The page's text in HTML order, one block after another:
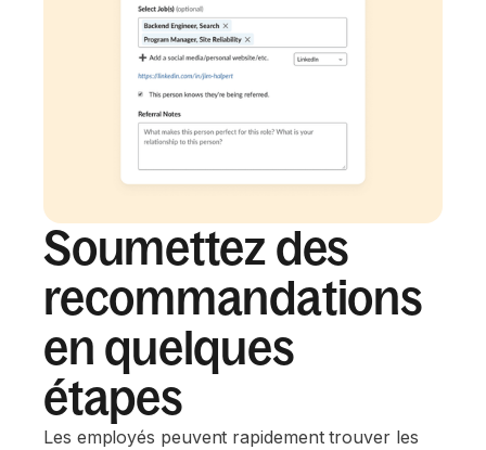
Soumettez des
recommandations
en quelques
étapes
Les employés peuvent rapidement trouver les